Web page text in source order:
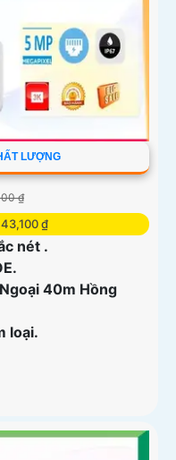
LƯỢNG
₫
₫
nét .
40m Hồng
loại.